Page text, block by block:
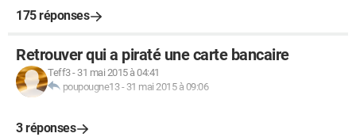
175 réponses
Retrouver qui a piraté une carte bancaire
Teff3- 31 mai 2015 à 04:41
poupougne13- 31 mai 2015 à 09:06
3 réponses